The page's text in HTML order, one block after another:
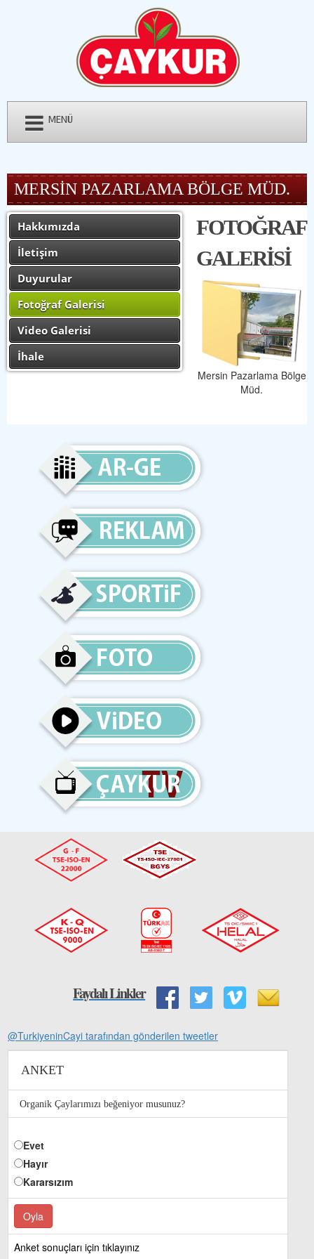
MENÜ
MERSİN PAZARLAMA BÖLGE MÜD.
Hakkımızda
İletişim
Duyurular
Fotoğraf Galerisi
Video Galerisi
İhale
FOTOĞRAF
GALERİSİ
Mersin Pazarlama Bölge
Müd.
Faydalı Linkler
@TurkiyeninCayi tarafından gönderilen tweetler
ANKET
Organik Çaylarımızı beğeniyor musunuz?
Evet
Hayır
Kararsızım
Anket sonuçları için tıklayınız